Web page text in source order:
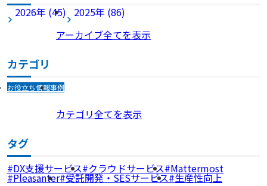
2026年 (45)
2025年 (86)
アーカイブ全てを表示
カテゴリ
お役立ち情報事例
カテゴリ全てを表示
タグ
DX支援サービス クラウドサービス Mattermost
Pleasanter 受託開発・SESサービス 生産性向上